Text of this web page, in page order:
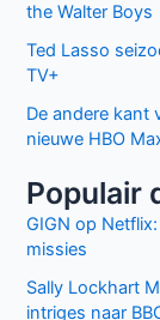
the Walter Boys
Ted Lasso
TV+
De andere kant
nieuwe HBO
Populair
GIGN op
missies
Sally Lockhart
intriges naar